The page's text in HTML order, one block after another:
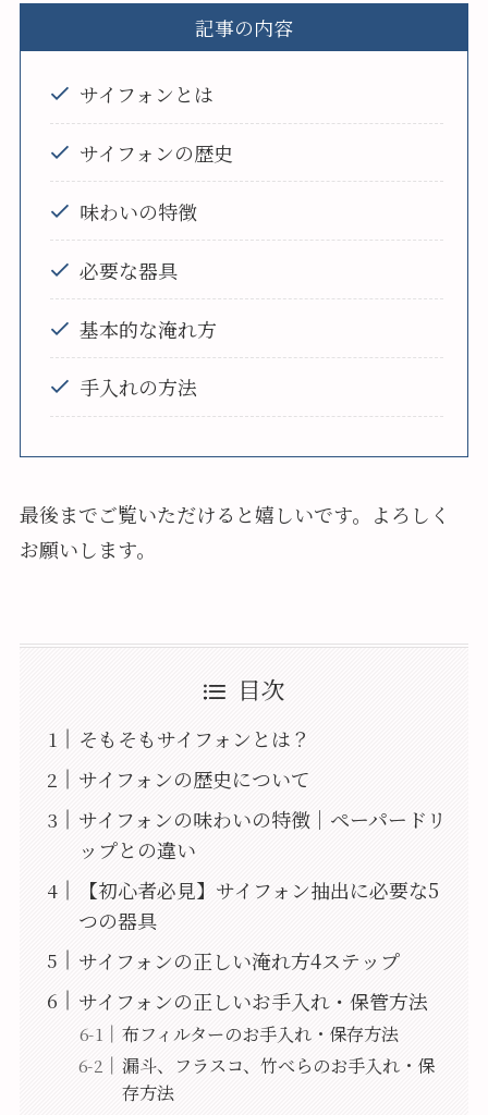
記事の内容
サイフォンとは
サイフォンの歴史
味わいの特徴
必要な器具
基本的な淹れ方
手入れの方法
最後までご覧いただけると嬉しいです。よろしく
お願いします。
目次
そもそもサイフォンとは？
サイフォンの歴史について
サイフォンの味わいの特徴｜ペーパードリ
ップとの違い
【初心者必見】サイフォン抽出に必要な5
つの器具
サイフォンの正しい淹れ方4ステップ
サイフォンの正しいお手入れ・保管方法
布フィルターのお手入れ・保存方法
漏斗、フラスコ、竹べらのお手入れ・保
存方法